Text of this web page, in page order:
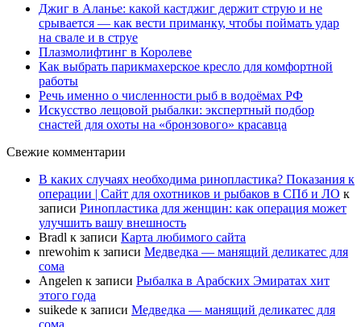
Джиг в Аланье: какой кастджиг держит струю и не
срывается — как вести приманку, чтобы поймать удар
на свале и в струе
Плазмолифтинг в Королеве
Как выбрать парикмахерское кресло для комфортной
работы
Речь именно о численности рыб в водоёмах РФ
Искусство лещовой рыбалки: экспертный подбор
снастей для охоты на «бронзового» красавца
Свежие комментарии
В каких случаях необходима ринопластика? Показания к
операции | Сайт для охотников и рыбаков в СПб и ЛО к
записи Ринопластика для женщин: как операция может
улучшить вашу внешность
Bradl к записи Карта любимого сайта
nrewohim к записи Медведка — манящий деликатес для
сома
Angelen к записи Рыбалка в Арабских Эмиратах хит
этого года
suikede к записи Медведка — манящий деликатес для
сома